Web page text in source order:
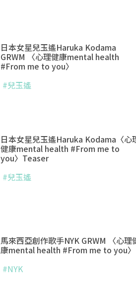
日本女星兒玉遙Haruka Kodama
GRWM 〈心理健康mental health
#From me to you〉
#兒玉遙
日本女星兒玉遙Haruka Kodama〈心
健康mental health #From me to
you〉Teaser
#兒玉遙
馬來西亞創作歌手NYK GRWM 〈心理
康mental health #From me to you〉
#NYK